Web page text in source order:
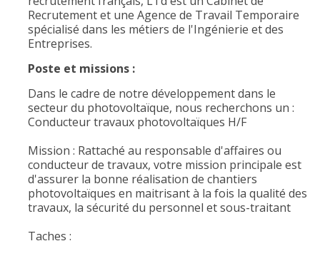
Recrutement et une Agence de Travail Temporaire
spécialisé dans les métiers de l'Ingénierie et des
Entreprises.
Poste et missions :
Dans le cadre de notre développement dans le
secteur du photovoltaïque, nous recherchons un :
Conducteur travaux photovoltaïques H/F
Mission : Rattaché au responsable d'affaires ou
conducteur de travaux, votre mission principale est
d'assurer la bonne réalisation de chantiers
photovoltaïques en maitrisant à la fois la qualité des
travaux, la sécurité du personnel et sous-traitant
Taches :